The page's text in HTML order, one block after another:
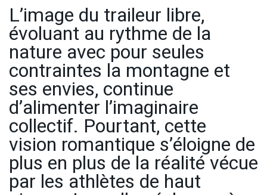
L’image du traileur libre,
évoluant au rythme de la
nature avec pour seules
contraintes la montagne et
ses envies, continue
d’alimenter l’imaginaire
collectif. Pourtant, cette
vision romantique s’éloigne de
plus en plus de la réalité vécue
par les athlètes de haut